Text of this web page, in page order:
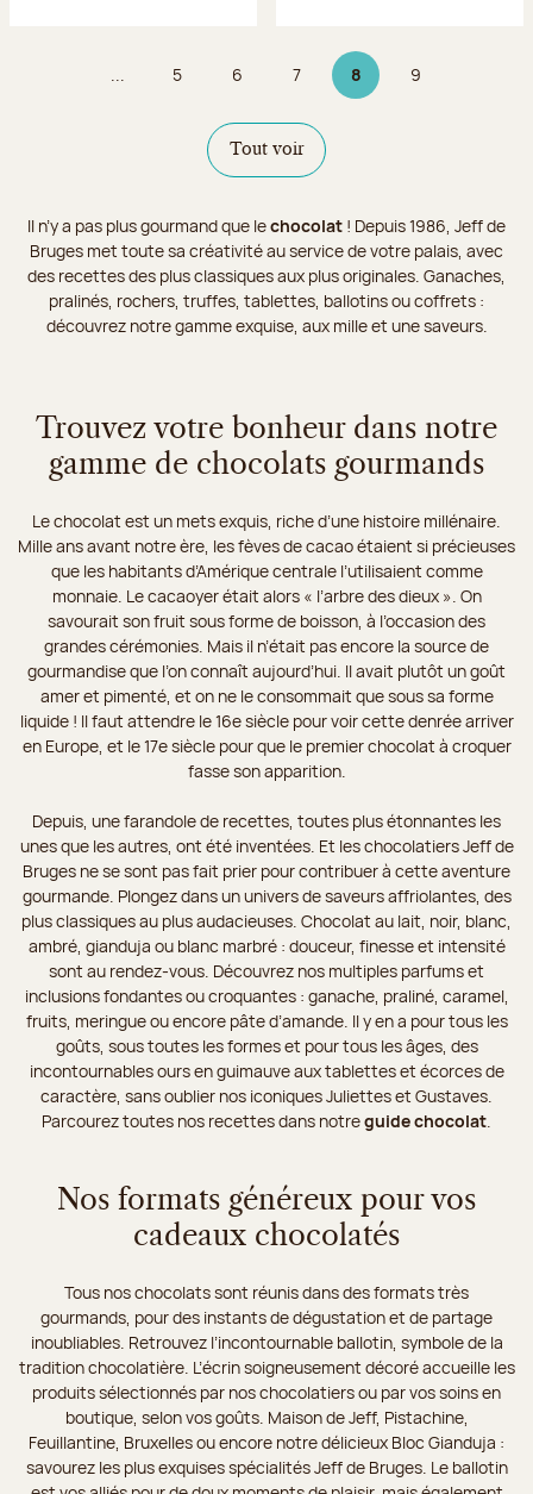
... Page
5 Page
6 Page
7 8Page 8 sur 9
Page
9
Tout voir
Il n’y a pas plus gourmand que lechocolat ! Depuis 1986, Jeff de
Bruges met toute sa créativité au service de votre palais, avec
des recettes des plus classiques aux plus originales. Ganaches,
pralinés, rochers, truffes, tablettes, ballotins ou coffrets :
découvrez notre gamme exquise, aux mille et une saveurs.
Trouvez votre bonheur dans notre
gamme de chocolats gourmands
Le chocolat est un mets exquis, riche d’une histoire millénaire.
Mille ans avant notre ère, les fèves de cacao étaient si précieuses
que les habitants d’Amérique centrale l’utilisaient comme
monnaie. Le cacaoyer était alors « l’arbre des dieux ». On
savourait son fruit sous forme de boisson, à l’occasion des
grandes cérémonies. Mais il n’était pas encore la source de
gourmandise que l’on connaît aujourd’hui. Il avait plutôt un goût
amer et pimenté, et on ne le consommait que sous sa forme
liquide ! Il faut attendre le 16e siècle pour voir cette denrée arriver
en Europe, et le 17e siècle pour que le premier chocolat à croquer
fasse son apparition.
Depuis, une farandole de recettes, toutes plus étonnantes les
unes que les autres, ont été inventées. Et les chocolatiers Jeff de
Bruges ne se sont pas fait prier pour contribuer à cette aventure
gourmande. Plongez dans un univers de saveurs affriolantes, des
plus classiques au plus audacieuses. Chocolat au lait, noir, blanc,
ambré, gianduja ou blanc marbré : douceur, finesse et intensité
sont au rendez-vous. Découvrez nos multiples parfums et
inclusions fondantes ou croquantes : ganache, praliné, caramel,
fruits, meringue ou encore pâte d’amande. Il y en a pour tous les
goûts, sous toutes les formes et pour tous les âges, des
incontournables ours en guimauve aux tablettes et écorces de
caractère, sans oublier nos iconiques Juliettes et Gustaves.
Parcourez toutes nos recettes dans notreguide chocolat
Nos formats généreux pour vos
cadeaux chocolatés
Tous nos chocolats sont réunis dans des formats très
gourmands, pour des instants de dégustation et de partage
inoubliables. Retrouvez l’incontournable ballotin, symbole de la
tradition chocolatière. L’écrin soigneusement décoré accueille les
produits sélectionnés par nos chocolatiers ou par vos soins en
boutique, selon vos goûts. Maison de Jeff, Pistachine,
Feuillantine, Bruxelles ou encore notre délicieux Bloc Gianduja :
savourez les plus exquises spécialités Jeff de Bruges. Le ballotin